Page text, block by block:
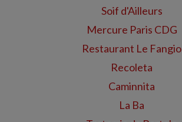
Soif d'Ailleurs
Mercure Paris CDG
Restaurant Le Fangio
Recoleta
Caminnita
La Ba